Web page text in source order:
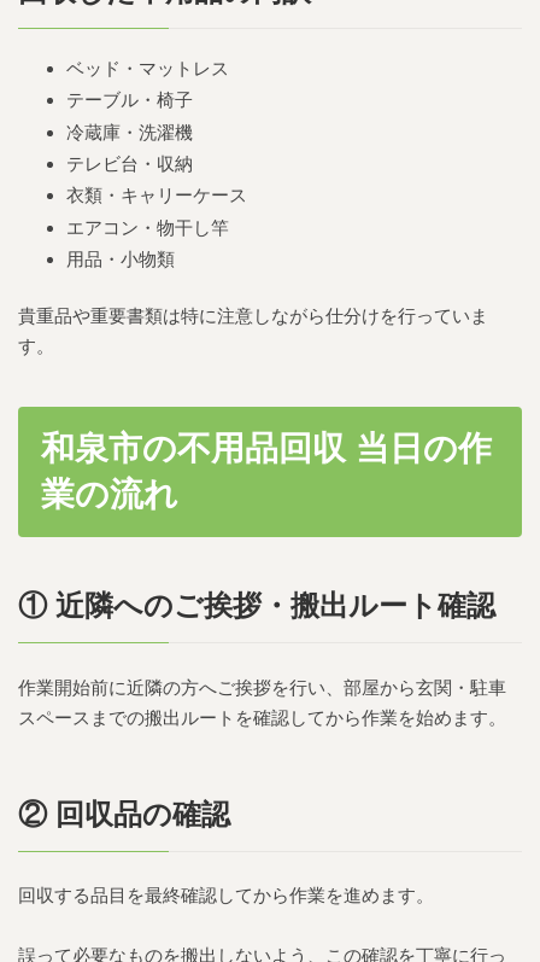
ベッド・マットレス
テーブル・椅子
冷蔵庫・洗濯機
テレビ台・収納
衣類・キャリーケース
エアコン・物干し竿
用品・小物類
貴重品や重要書類は特に注意しながら仕分けを行っていま
す。
和泉市の不用品回収 当日の作
業の流れ
① 近隣へのご挨拶・搬出ルート確認
作業開始前に近隣の方へご挨拶を行い、部屋から玄関・駐車
スペースまでの搬出ルートを確認してから作業を始めます。
② 回収品の確認
回収する品目を最終確認してから作業を進めます。
誤って必要なものを搬出しないよう、この確認を丁寧に行っ